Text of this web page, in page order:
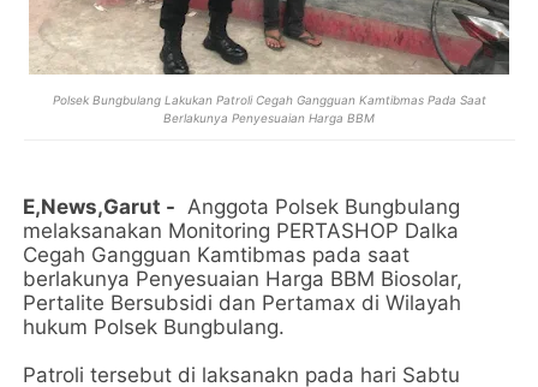
Polsek Bungbulang Lakukan Patroli Cegah Gangguan Kamtibmas Pada Saat
Berlakunya Penyesuaian Harga BBM
E,News,Garut - Anggota Polsek Bungbulang
melaksanakan Monitoring PERTASHOP Dalka
Cegah Gangguan Kamtibmas pada saat
berlakunya Penyesuaian Harga BBM Biosolar,
Pertalite Bersubsidi dan Pertamax di Wilayah
hukum Polsek Bungbulang.
Patroli tersebut di laksanakn pada hari Sabtu